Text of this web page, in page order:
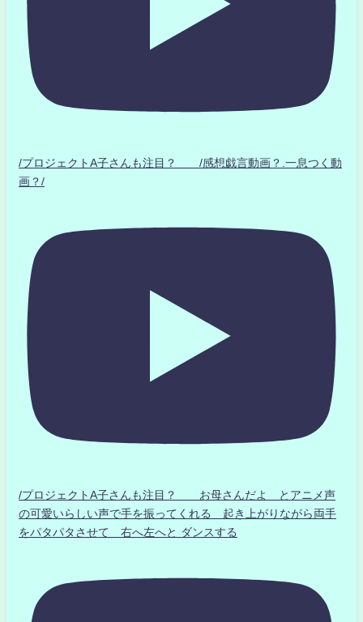
/プロジェクトA子さんも注目？ /感想戯言動画？.一息つく動
画？/
/プロジェクトA子さんも注目？ お母さんだよ とアニメ声
の可愛いらしい声で手を振ってくれる 起き上がりながら両手
をパタパタさせて 右へ左へと ダンスする